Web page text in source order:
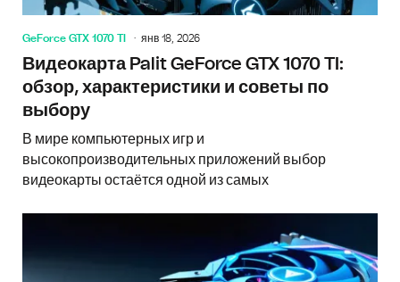
GeForce GTX 1070 TI янв 18, 2026
Видеокарта Palit GeForce GTX 1070 TI:
обзор, характеристики и советы по
выбору
В мире компьютерных игр и
высокопроизводительных приложений выбор
видеокарты остаётся одной из самых